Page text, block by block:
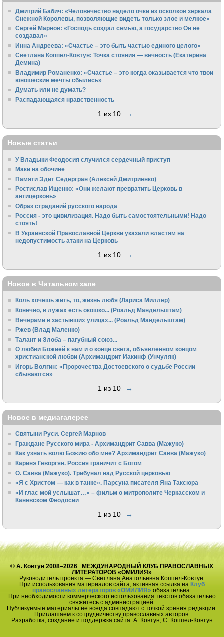
Дмитрий Бабич: «Человечество надело очки из осколков зеркала
Снежной Королевы, позволяющие видеть только злое и мелкое»
Сергей Марнов: «Господь создал семью, а государство Он не
создавал»
Инна Андреева: «Счастье – это быть частью единого целого»
Светлана Коппел-Ковтун: Точка стояния — вечность (Екатерина
Демина)
Владимир Романенко: «Счастье – это когда оказывается что твои
юношеские мечты сбылись»
Думать или не думать?
Распадающаяся нравственность
1 из 10 →
Новые статьи
У Владыки Феодосия случился сердечный приступ
Маки на обочине
Памяти Эдит Сёдергран (Алексей Дмитриенко)
Ростислав Ищенко: «Они желают превратить Церковь в
антицерковь»
Образ страданий русского народа
Россия - это цивилизация. Надо быть самостоятельными! Надо
стоять!
В Украинской Православной Церкви указали властям на
недопустимость атаки на Церковь
1 из 10 →
Новое в Читальном зале
Коль хочешь жить, то, жизнь любя (Лариса Миллер)
Конечно, в лужах есть окошко... (Роальд Мандельштам)
Вечерами в застывших улицах... (Роальд Мандельштам)
Ржев (Влад Маленко)
Талант и Злоба – пагубный союз...
О любви Божией к нам и о конце света, объявленном концом
христианской любви (Архимандрит Иакинф (Унчуляк)
Игорь Волгин: «Пророчества Достоевского о судьбе России
сбываются»
1 из 10 →
Новое в медиагалерее
Святыни Руси. Сергей Марнов
Граждане Русского мира - Архимандрит Савва (Мажуко)
Как узнать волю Божию обо мне? Архимандрит Савва (Мажуко)
Каринэ Геворгян. Россия граничит с Богом
О. Савва (Мажуко). Трибунал над Русской церковью
«Я с Христом — как в танке». Парсуна писателя Яна Таксюра
«И глас мой услышат…» – фильм о митрополите Черкасском и
Каневском Феодосии
1 из 10 →
© А. Ковтун 2008–2026 МЕЖДУНАРОДНЫЙ КЛУБ ПРАВОСЛАВНЫХ
ЛИТЕРАТОРОВ «ОМИЛИЯ»
Руководитель проекта — Светлана Анатольевна Коппел-Ковтун.
При использования материалов сайта, активная ссылка на Клуб
православных литераторов «ОМИЛИЯ» обязательна.
При необходимости коммерческого использования текстов обязательно
свяжитесь с администрацией.
Публикуемые материалы не всегда совпадают с точкой зрения редакции.
Приглашаем к сотрудничеству православных авторов.
Разработка, создание и поддержка сайта: А. Ковтун, С. Коппел-Ковтун